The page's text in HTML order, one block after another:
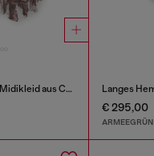
Asymmetrisches Midikleid aus Chiffon und Seiden-Crêpe
€ 295,00
ARMEEGRÜN